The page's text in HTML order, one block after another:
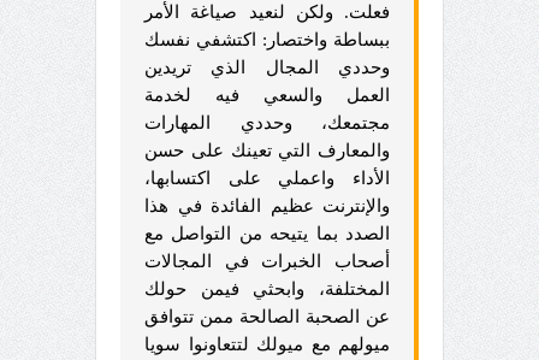
فعلت. ولكن لنعيد صياغة الأمر
ببساطة واختصار: اكتشفي نفسك
وحددي المجال الذي تريدين
العمل والسعي فيه لخدمة
مجتمعك، وحددي المهارات
والمعارف التي تعينك على حسن
الأداء واعملي على اكتسابها،
والإنترنت عظيم الفائدة في هذا
الصدد بما يتيحه من التواصل مع
أصحاب الخبرات في المجالات
المختلفة،
وابحثي فيمن حولك
عن الصحبة الصالحة ممن تتوافق
ميولهم مع ميولك لتتعاونوا سويا